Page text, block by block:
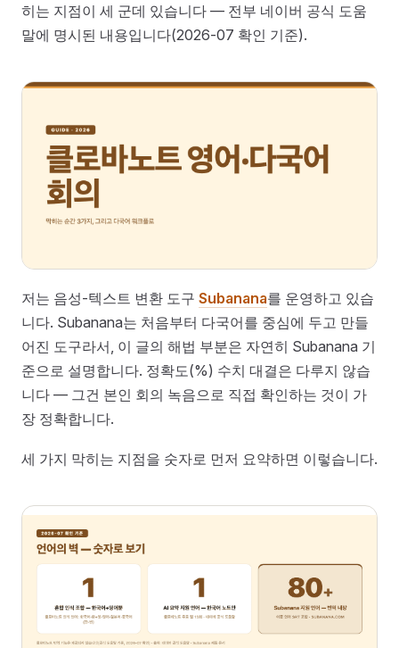
히는 지점이 세 군데 있습니다 — 전부 네이버 공식 도움
말에 명시된 내용입니다(2026-07 확인 기준).
저는 음성-텍스트 변환 도구 Subanana를 운영하고 있습
니다. Subanana는 처음부터 다국어를 중심에 두고 만들
어진 도구라서, 이 글의 해법 부분은 자연히 Subanana 기
준으로 설명합니다. 정확도(%) 수치 대결은 다루지 않습
니다 — 그건 본인 회의 녹음으로 직접 확인하는 것이 가
장 정확합니다.
세 가지 막히는 지점을 숫자로 먼저 요약하면 이렇습니다.